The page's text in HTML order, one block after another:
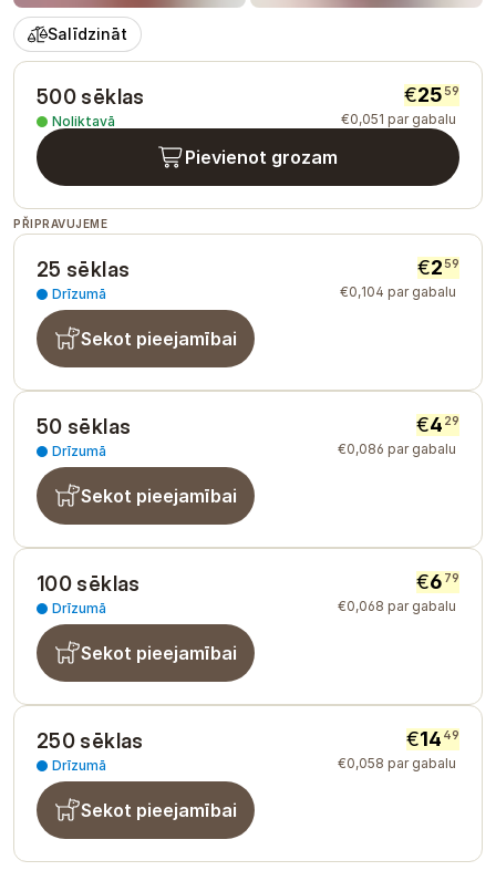
Salīdzināt
500 sēklas
Noliktavā
€25 59
€0,051 par gabalu
Pievienot grozam
PŘIPRAVUJEME
25 sēklas
Drīzumā
€2 59
€0,104 par gabalu
Sekot pieejamībai
50 sēklas
Drīzumā
€4 29
€0,086 par gabalu
Sekot pieejamībai
100 sēklas
Drīzumā
€6 79
€0,068 par gabalu
Sekot pieejamībai
250 sēklas
Drīzumā
€14 49
€0,058 par gabalu
Sekot pieejamībai